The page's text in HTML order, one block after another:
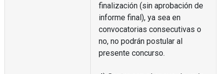
finalización (sin aprobación de
informe final), ya sea en
convocatorias consecutivas o
no, no podrán postular al
presente concurso.